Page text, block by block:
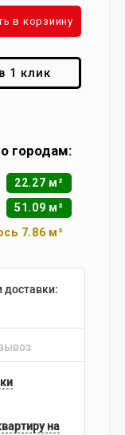
в корзиину
1 клик
городам:
22.27 м²
51.09 м²
7.86 м²
доставки:
на